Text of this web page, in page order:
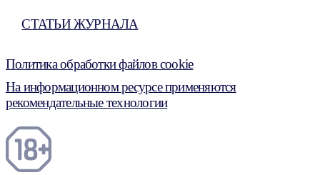
СТАТЬИ ЖУРНАЛА
Политика обработки файлов cookie
На информационном ресурсе применяются
рекомендательные технологии